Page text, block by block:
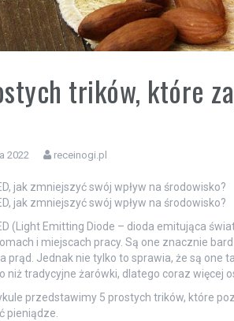
trików, które
2022 receinogi.pl
jak zmniejszyć swój wpływ na środowisko?
jak zmniejszyć swój wpływ na środowisko?
(Light Emitting Diode – dioda emitująca
i miejscach pracy. Są one znacznie
prąd. Jednak nie tylko to sprawia, że są one
niż tradycyjne żarówki, dlatego coraz więcej
przedstawimy 5 prostych trików, które
pieniądze.